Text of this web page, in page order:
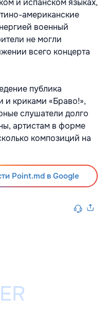
и испанском языках,
американские
военный
не могли
всего концерта
публика
и криками «Браво!»,
слушатели долго
артистам в форме
композиций на
Point.md в Google